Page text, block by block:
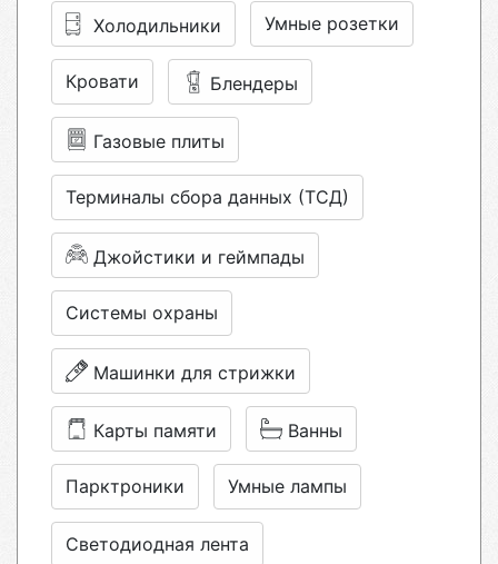
Холодильники Умные розетки
Кровати Блендеры
Газовые плиты
Терминалы сбора данных (ТСД)
Джойстики и геймпады
Системы охраны
Машинки для стрижки
Карты памяти Ванны
Парктроники Умные лампы
Светодиодная лента